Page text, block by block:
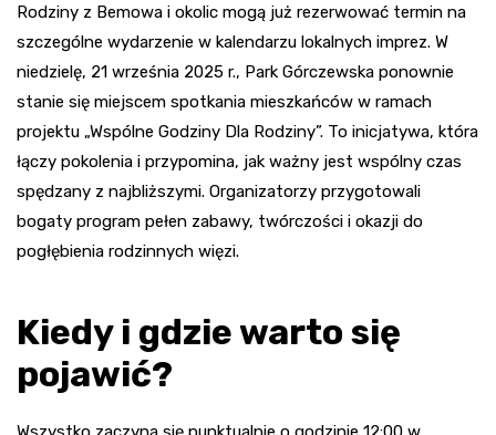
Rodziny z Bemowa i okolic mogą już rezerwować termin na
szczególne wydarzenie w kalendarzu lokalnych imprez. W
niedzielę, 21 września 2025 r., Park Górczewska ponownie
stanie się miejscem spotkania mieszkańców w ramach
projektu „Wspólne Godziny Dla Rodziny”. To inicjatywa, która
łączy pokolenia i przypomina, jak ważny jest wspólny czas
spędzany z najbliższymi. Organizatorzy przygotowali
bogaty program pełen zabawy, twórczości i okazji do
pogłębienia rodzinnych więzi.
Kiedy i gdzie warto się
pojawić?